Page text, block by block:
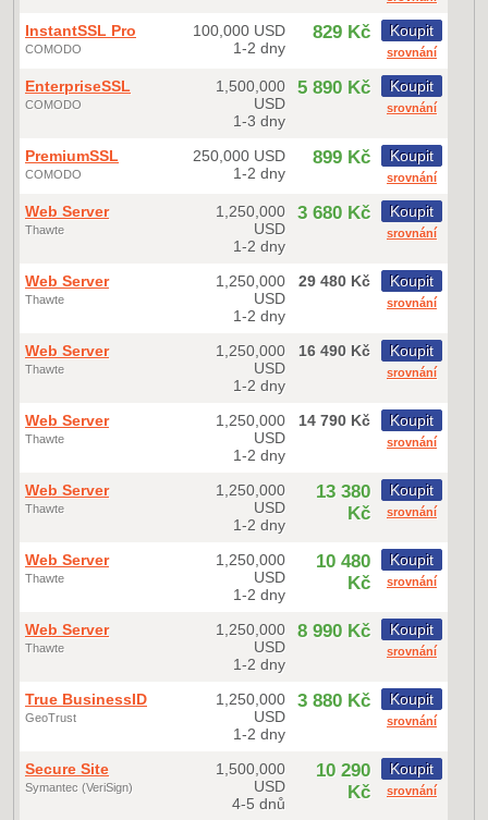
InstantSSL Pro
COMODO
100,000 USD
1-2 dny
829 Kč Koupit
srovnání
EnterpriseSSL
COMODO
1,500,000
USD
1-3 dny
5 890 Kč Koupit
srovnání
PremiumSSL
COMODO
250,000 USD
1-2 dny
899 Kč Koupit
srovnání
Web Server
Thawte
1,250,000
USD
1-2 dny
3 680 Kč Koupit
srovnání
Web Server
Thawte
1,250,000
USD
1-2 dny
29 480 Kč Koupit
srovnání
Web Server
Thawte
1,250,000
USD
1-2 dny
16 490 Kč Koupit
srovnání
Web Server
Thawte
1,250,000
USD
1-2 dny
14 790 Kč Koupit
srovnání
Web Server
Thawte
1,250,000
USD
1-2 dny
13 380
Kč
Koupit
srovnání
Web Server
Thawte
1,250,000
USD
1-2 dny
10 480
Kč
Koupit
srovnání
Web Server
Thawte
1,250,000
USD
1-2 dny
8 990 Kč Koupit
srovnání
True BusinessID
GeoTrust
1,250,000
USD
1-2 dny
3 880 Kč Koupit
srovnání
Secure Site
Symantec (VeriSign)
1,500,000
USD
4-5 dnů
10 290
Kč
Koupit
srovnání